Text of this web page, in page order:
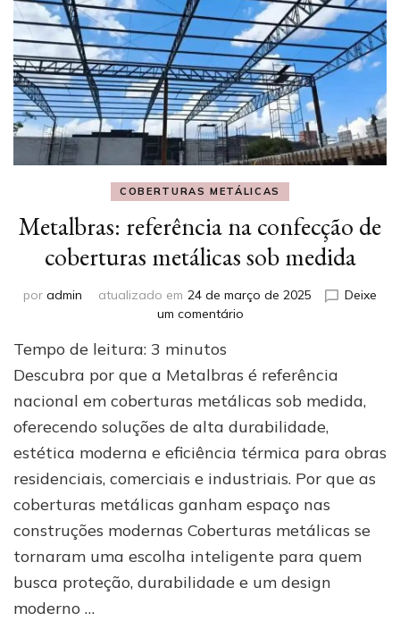
COBERTURAS METÁLICAS
Metalbras: referência na confecção de
coberturas metálicas sob medida
por admin atualizado em 24 de março de 2025
Deixe
um comentárioem
na
de
coberturas
metálicas
sob
medida
Tempo de leitura: 3 minutos
Descubra por que a Metalbras é referência
nacional em coberturas metálicas sob medida,
oferecendo soluções de alta durabilidade,
estética moderna e eficiência térmica para obras
residenciais, comerciais e industriais. Por que as
coberturas metálicas ganham espaço nas
construções modernas Coberturas metálicas se
tornaram uma escolha inteligente para quem
busca proteção, durabilidade e um design
moderno …